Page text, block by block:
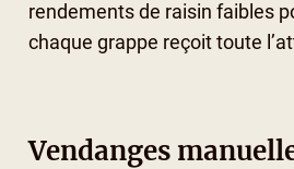
rendements de raisin faibles
chaque grappe reçoit toute
Vendanges